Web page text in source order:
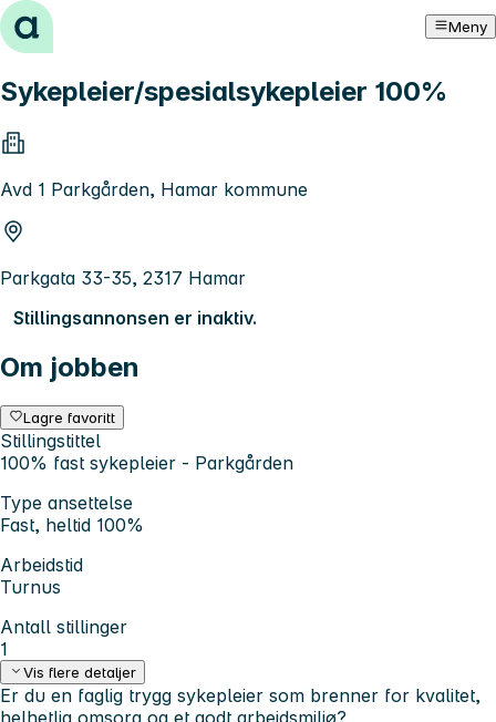
Hopp til innhold Meny
Sykepleier/spesialsykepleier 100%
Avd 1 Parkgården, Hamar kommune
Parkgata 33-35, 2317 Hamar
Stillingsannonsen er inaktiv.
Om jobben
Lagre favoritt
Stillingstittel
100% fast sykepleier - Parkgården
Type ansettelse
Fast, heltid 100%
Arbeidstid
Turnus
Antall stillinger
1
Vis flere detaljer
Er du en faglig trygg sykepleier som brenner for kvalitet,